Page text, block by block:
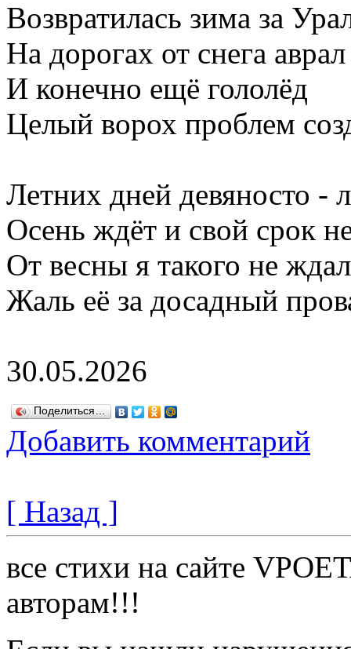
Возвратилась зима за
На дорогах от снега аврал
И конечно ещё гололёд
Целый ворох проблем
Летних дней девяносто -
Осень ждёт и свой срок
От весны я такого не
Жаль её за досадный
30.05.2026
Поделиться…
Добавить комментарий
[ Назад ]
все стихи на сайте
авторам!!!